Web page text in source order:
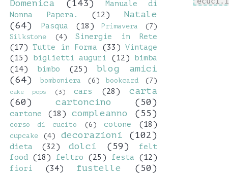
Domenica
(143)
Manuale di
Nonna Papera.
(12)
Natale
(64)
Pasqua (18) Primavera
(7)
Silkstone
(4)
Sinergie in Rete
(17)
Tutte in Forma (33) Vintage
(15)
biglietti auguri (12) bimba
(14)
bimbo (25)
blog amici
(64)
bomboniera (6) bookcard (7)
cake pops (3) cars (28)
carta
(60)
cartoncino (50)
cartone (18) compleanno (55)
corso di cucito (6) cotone (18)
cupcake (4) decorazioni (102)
dieta (32) dolci (59)
felt
food (18) feltro (25) festa
(12)
fiori
(34) fustelle (50)